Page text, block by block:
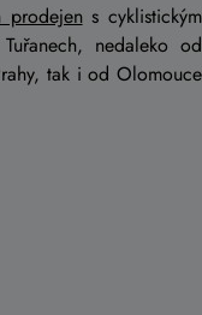
prodejens cyklistickým
nedaleko od
tak i od Olomouce